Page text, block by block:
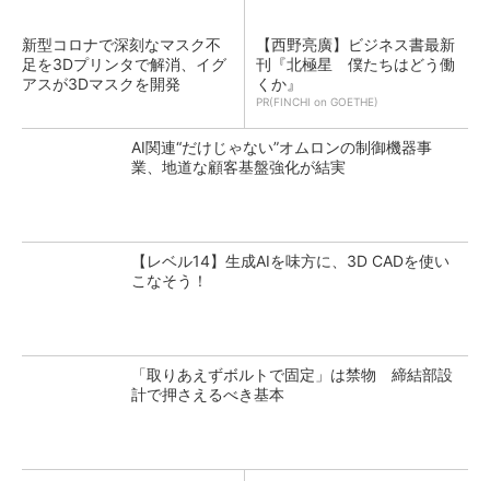
新型コロナで深刻なマスク不
足を3Dプリンタで解消、イグ
アスが3Dマスクを開発
【西野亮廣】ビジネス書最新
刊『北極星 僕たちはどう働
くか』
PR(FINCHI on GOETHE)
AI関連“だけじゃない”オムロンの制御機器事
業、地道な顧客基盤強化が結実
【レベル14】生成AIを味方に、3D CADを使い
こなそう！
「取りあえずボルトで固定」は禁物 締結部設
計で押さえるべき基本